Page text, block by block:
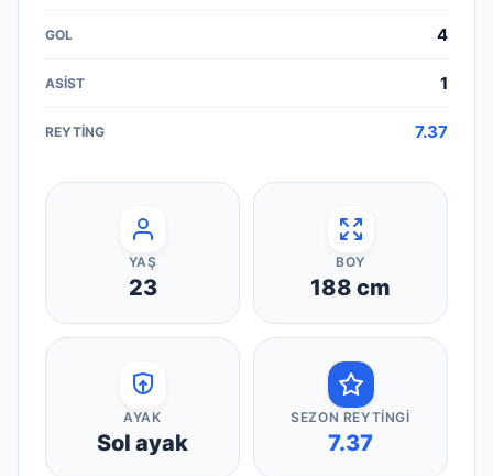
4
1
7.37
YAŞ
23
BOY
188 cm
AYAK
Sol ayak
SEZON REYTINGI
7.37